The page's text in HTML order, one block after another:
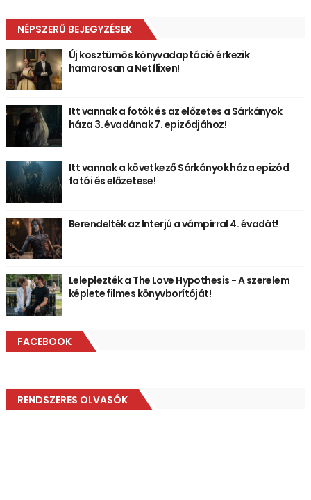
NÉPSZERŰ BEJEGYZÉSEK
Új kosztümös könyvadaptáció érkezik
hamarosan a Netflixen!
Itt vannak a fotók és az előzetes a Sárkányok
háza 3. évadának 7. epizódjához!
Itt vannak a következő Sárkányok háza epizód
fotói és előzetese!
Berendelték az Interjú a vámpírral 4. évadát!
Leleplezték a The Love Hypothesis - A szerelem
képlete filmes könyvborítóját!
FACEBOOK
RENDSZERES OLVASÓK